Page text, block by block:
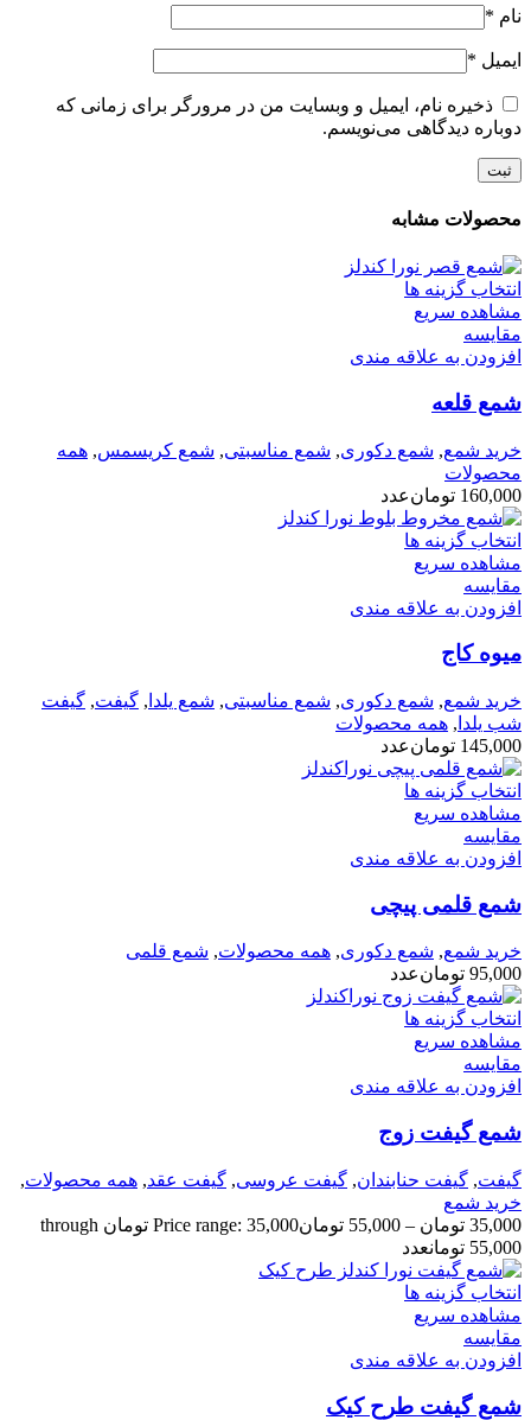
نام *
ایمیل *
ذخیره نام، ایمیل و وبسایت من در مرورگر برای زمانی که
دوباره دیدگاهی می‌نویسم.
محصولات مشابه
انتخاب گزینه ها
مشاهده سریع
مقایسه
افزودن به علاقه مندی
شمع قلعه
خرید شمع, شمع دکوری, شمع مناسبتی, شمع کریسمس, همه
محصولات
160,000 تومانعدد
انتخاب گزینه ها
مشاهده سریع
مقایسه
افزودن به علاقه مندی
میوه کاج
خرید شمع, شمع دکوری, شمع مناسبتی, شمع یلدا , گیفت, گیفت
شب یلدا , همه محصولات
145,000 تومانعدد
انتخاب گزینه ها
مشاهده سریع
مقایسه
افزودن به علاقه مندی
شمع قلمی پیچی
خرید شمع, شمع دکوری, همه محصولات, شمع قلمی
95,000 تومانعدد
انتخاب گزینه ها
مشاهده سریع
مقایسه
افزودن به علاقه مندی
شمع گیفت زوج
گیفت, گیفت حنابندان, گیفت عروسی, گیفت عقد, همه محصولات,
خرید شمع
35,000 تومان –
55,000 تومان
Price range: 35,000 تومان through
55,000 تومان
عدد
انتخاب گزینه ها
مشاهده سریع
مقایسه
افزودن به علاقه مندی
شمع گیفت طرح کیک